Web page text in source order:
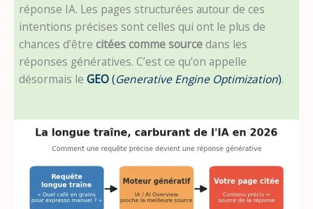
réponse IA. Les pages structurées autour de ces
intentions précises sont celles qui ont le plus de
chances d’être citées comme sourcedans les
réponses génératives. C’est ce qu’on appelle
désormais le GEO(Generative Engine Optimization).